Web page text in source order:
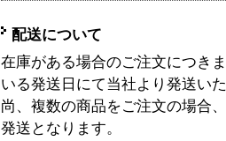
配送について
在庫がある場合のご注文につき
いる発送日にて当社より発送い
尚、複数の商品をご注文の場合
発送となります。